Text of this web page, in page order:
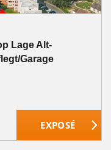
Lage Alt-
Garage